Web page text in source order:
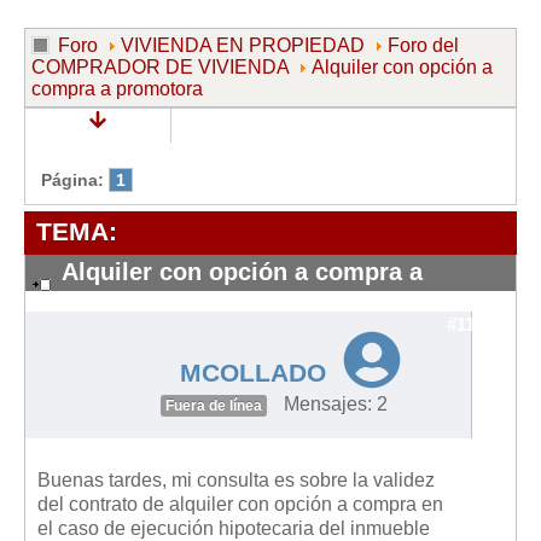
Para contratos anteriores al 6 de junio de 2013
Para contratos de Renta Antigua
Formularios sobre Vivienda en Propiedad
Modelos de Contratos
Requerimientos y comunicaciones
Formularios sobre Propiedad Horizontal
Modelos de Convocatoria de Junta de Propietarios
Legislación sobre la Comunidad de Propietarios
Legislación sobre Adquisición de Vivienda en Propiedad
Foro VIVIENDA EN PROPIEDAD
Foro del
COMPRADOR DE VIVIENDA
Alquiler con opción a
compra a promotora
Página: 1
TEMA:
Alquiler con opción a compra a
promotora
MCOLLADO
Fuera de línea Mensajes: 2
Buenas tardes, mi consulta es sobre la validez
del contrato de alquiler con opción a compra en
el caso de ejecución hipotecaria del inmueble